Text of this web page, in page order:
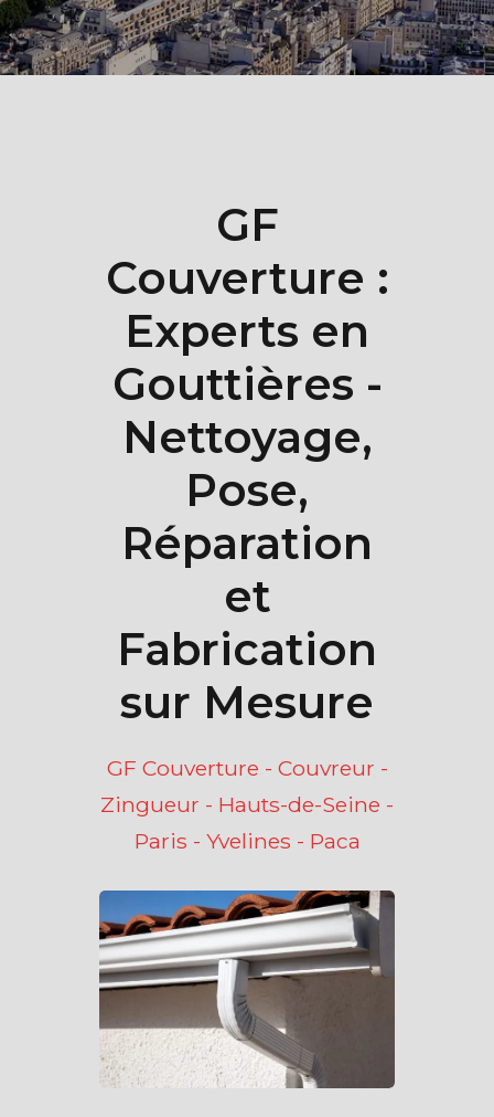
GF
Couverture :
Experts en
Gouttières -
Nettoyage,
Pose,
Réparation
et
Fabrication
sur Mesure
GF Couverture - Couvreur -
Zingueur - Hauts-de-Seine -
Paris - Yvelines - Paca